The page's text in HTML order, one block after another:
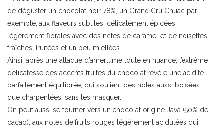
de déguster un chocolat noir 78%, un Grand Cru Chuao par
exemple, aux flaveurs subtiles, délicatement épicées,
légèrement florales avec des notes de caramel et de noisettes
fraîches, fruitées et un peu miellées.
Ainsi, après une attaque d’amertume toute en nuance, l’extrême
délicatesse des accents fruités du chocolat révèle une acidité
parfaitement équilibrée, qui soutient des notes aussi boisées
que charpentées, sans les masquer.
On peut aussi se tourner vers un chocolat origine Java (50% de
cacao), aux notes de fruits rouges légèrement acidulées qui